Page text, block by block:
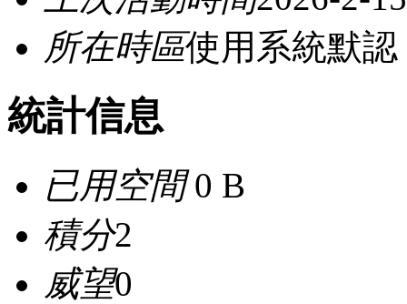
所在時區使用系統默認
統計信息
已用空間0 B
積分2
威望0